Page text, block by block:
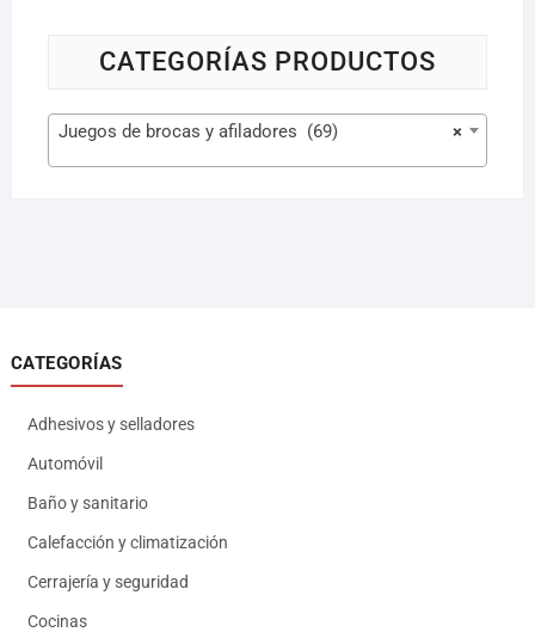
CATEGORÍAS PRODUCTOS
×
Juegos de brocas y afiladores (69)
CATEGORÍAS
Adhesivos y selladores
Automóvil
Baño y sanitario
Calefacción y climatización
Cerrajería y seguridad
Cocinas